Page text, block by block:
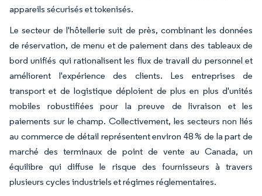
appareils sécurisés et tokenisés.
Le secteur de l'hôtellerie suit de près, combinant les données
de réservation, de menu et de paiement dans des tableaux de
bord unifiés qui rationalisent les flux de travail du personnel et
améliorent l'expérience des clients. Les entreprises de
transport et de logistique déploient de plus en plus d'unités
mobiles robustifiées pour la preuve de livraison et les
paiements sur le champ. Collectivement, les secteurs non liés
au commerce de détail représentent environ 48 % de la part de
marché des terminaux de point de vente au Canada, un
équilibre qui diffuse le risque des fournisseurs à travers
plusieurs cycles industriels et régimes réglementaires.